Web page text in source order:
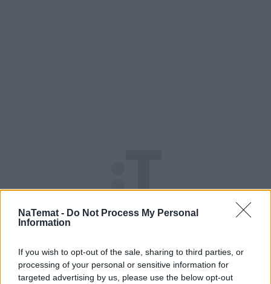
NaTemat - Do Not Process My Personal
Information
If you wish to opt-out of the sale, sharing to third parties, or
processing of your personal or sensitive information for
targeted advertising by us, please use the below opt-out